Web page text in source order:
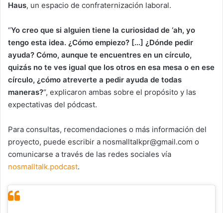
Haus, un espacio de confraternización laboral.
“Yo creo que si alguien tiene la curiosidad de ‘ah, yo
tengo esta idea. ¿Cómo empiezo? […] ¿Dónde pedir
ayuda? Cómo, aunque te encuentres en un círculo,
quizás no te ves igual que los otros en esa mesa o en ese
círculo, ¿cómo atreverte a pedir ayuda de todas
maneras?“, explicaron ambas sobre el propósito y las
expectativas del pódcast.
Para consultas, recomendaciones o más información del
proyecto, puede escribir a nosmalltalkpr@gmail.com o
comunicarse a través de las redes sociales vía
nosmalltalk.podcast.